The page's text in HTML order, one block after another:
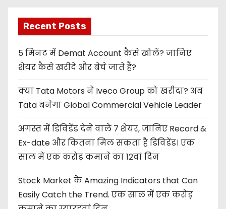
Recent Posts
5 मिनट में Demat Account कैसे खोलें? जानिए
शेयर कैसे खरीदे और बेचे जाते हैं?
क्या Tata Motors ने Iveco Group को खरीदा? अब
Tata बनेगा Global Commercial Vehicle Leader
अगस्त में डिविडेंड देने वाले 7 शेयर, जानिए Record &
Ex-date और कितना मिल सकता है डिविडेंड। एक
साल में एक करोड़ कमाने का 12वां दिन
Stock Market के Amazing Indicators that Can
Easily Catch the Trend. एक साल में एक करोड़